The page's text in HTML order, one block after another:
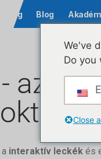
Blog
- az
oktatók
interaktív leckék és
We've
Do you
Close